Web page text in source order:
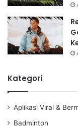
Kategori
Aplikasi Viral &
Badminton